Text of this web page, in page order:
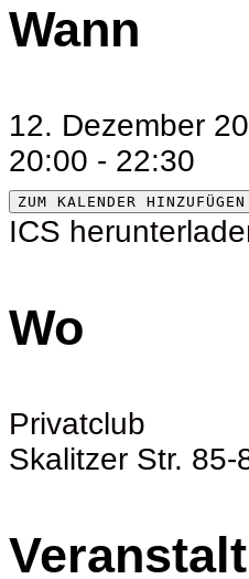
Wann
12. Dezember
20:00 - 22:30
ZUM KALENDER HINZUFÜGEN
ICS
Wo
Privatclub
Skalitzer Str.